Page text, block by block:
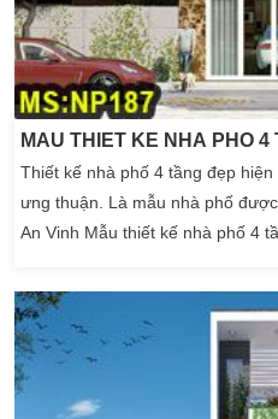
Thiết kế nhà phố 4 tầng đẹp
ưng thuận. Là mẫu nhà phố
An Vinh Mẫu thiết kế nhà phố 4
nhà. Giúp ngôi nhà rộng thoải
phố 4 tầng đẹp được gia […]